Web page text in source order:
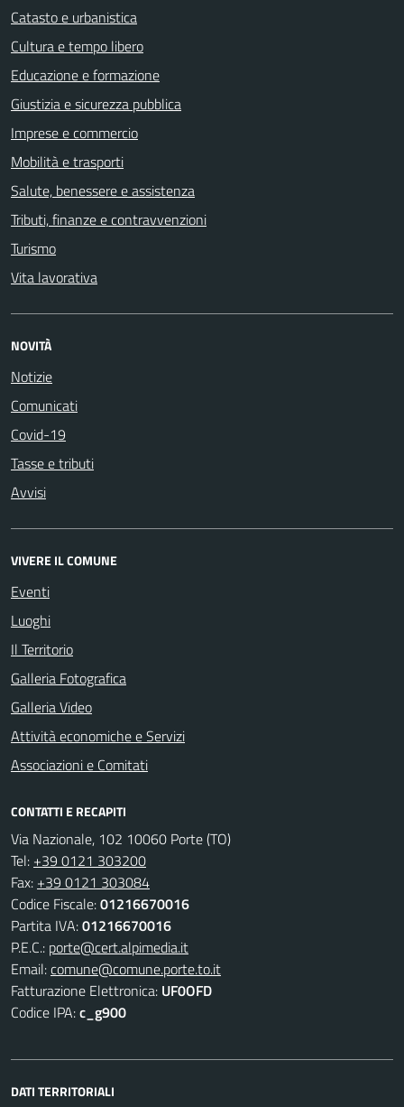
Catasto e urbanistica
Cultura e tempo libero
Educazione e formazione
Giustizia e sicurezza pubblica
Imprese e commercio
Mobilità e trasporti
Salute, benessere e assistenza
Tributi, finanze e contravvenzioni
Turismo
Vita lavorativa
NOVITÀ
Notizie
Comunicati
Covid-19
Tasse e tributi
Avvisi
VIVERE IL COMUNE
Eventi
Luoghi
Il Territorio
Galleria Fotografica
Galleria Video
Attività economiche e Servizi
Associazioni e Comitati
CONTATTI E RECAPITI
Via Nazionale, 102 10060 Porte (TO)
Tel: +39 0121 303200
Fax: +39 0121 303084
Codice Fiscale:01216670016
Partita IVA:01216670016
P.E.C.: porte@cert.alpimedia.it
Email:comune@comune.porte.to.it
Fatturazione Elettronica: UF0OFD
Codice IPA:c_g900
DATI TERRITORIALI